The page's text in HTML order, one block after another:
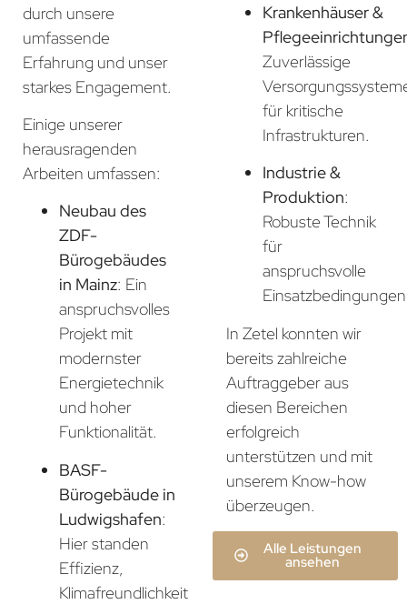
durch unsere
umfassende
Erfahrung und unser
starkes Engagement.
Einige unserer
herausragenden
Arbeiten umfassen:
Neubau des
ZDF-
Bürogebäudes
in Mainz: Ein
anspruchsvolles
Projekt mit
modernster
Energietechnik
und hoher
Funktionalität.
BASF-
Bürogebäude in
Ludwigshafen:
Hier standen
Effizienz,
Klimafreundlichkeit
Krankenhäuser &
Zuverlässige
für kritische
Infrastrukturen.
Industrie &
Produktion:
Robuste Technik
für
anspruchsvolle
In Zetel konnten wir
bereits zahlreiche
Auftraggeber aus
diesen Bereichen
erfolgreich
unterstützen und mit
unserem Know-how
überzeugen.
Alle Leistungen
ansehen